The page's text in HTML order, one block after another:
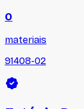
0
materiais
91408-02